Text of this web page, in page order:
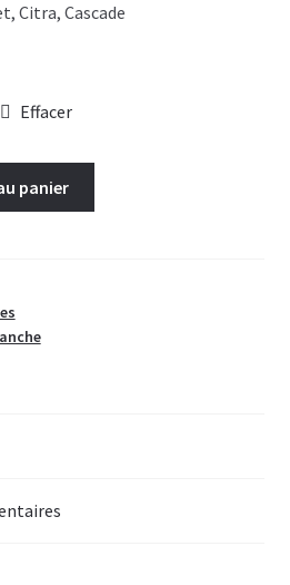
Citra, Cascade
Effacer
panier